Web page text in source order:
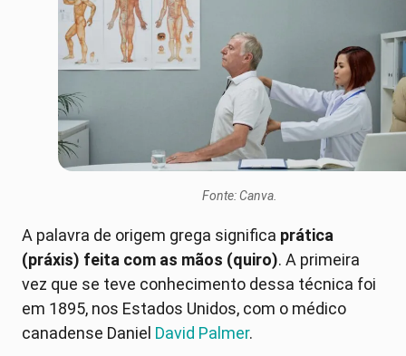
Fonte: Canva.
A palavra de origem grega significa prática
(práxis) feita com as mãos (quiro). A primeira
vez que se teve conhecimento dessa técnica foi
em 1895, nos Estados Unidos, com o médico
canadense Daniel David Palmer.